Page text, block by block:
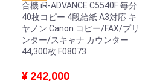
合機 iR-ADVANCE C5540F 毎分
40枚コピー 4段給紙 A3対応 キ
ヤノン Canon コピー/FAX/プリ
ンター/スキャナ カウンター
44,300枚 F08073
¥ 242,000